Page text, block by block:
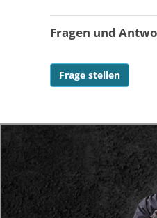
Fragen und
Frage stellen